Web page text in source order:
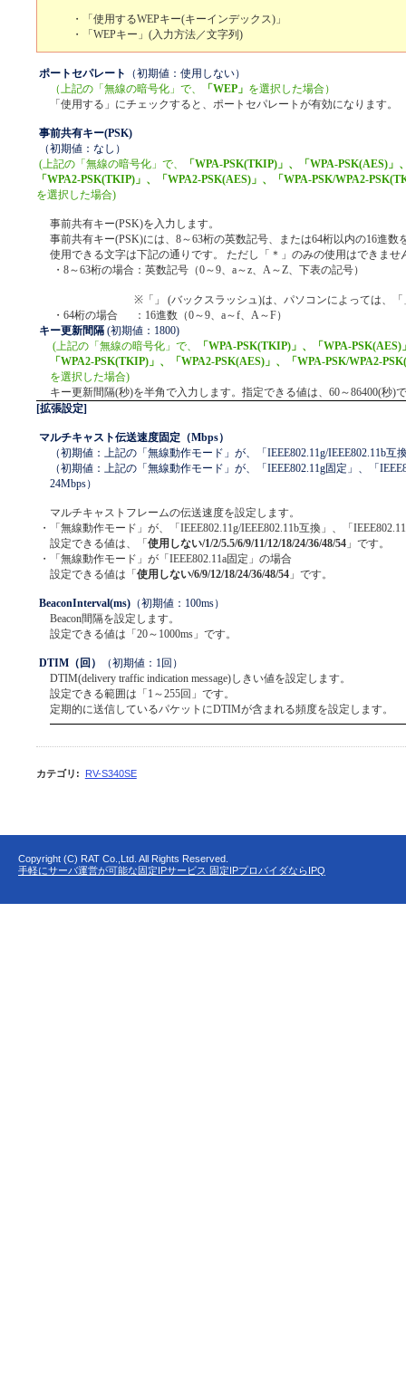
・「使用するWEPキー(キーインデックス)」
・「WEPキー」(入力方法／文字列)
ポートセパレート
（初期値：使用しない）
（上記の「無線の暗号化」で、
「WEP」 を選択した場合）
「使用する」にチェックすると、ポートセパレートが有効になります。
事前共有キー(PSK)
（初期値：なし）
(上記の「無線の暗号化」で、
「WPA-PSK(TKIP)」、「WPA-PSK(AES)」
「WPA2-PSK(TKIP)」、「WPA2-PSK(AES)」、「WPA-PSK/WPA2-
を選択した場合)
事前共有キー(PSK)を入力します。
事前共有キー(PSK)には、8～63桁の英数記号、または64桁以内の16進数
使用できる文字は下記の通りです。 ただし「＊」のみの使用はできませ
・8～63桁の場合 ：英数記号（0～9、a～z、A～Z、下表の記号）
※「 」 (バックスラッシュ)は、パソコンによっては、「
・64桁の場合
：16進数（0～9、a～f、A～F）
キー更新間隔 (初期値：1800)
(上記の「無線の暗号化」で、
「WPA-PSK(TKIP)」、「WPA-PSK(AES)
「WPA2-PSK(TKIP)」、「WPA2-PSK(AES)」、「WPA-PSK/WPA2-
を選択した場合)
キー更新間隔(秒)を半角で入力します。指定できる値は、60～86400(秒)
[拡張設定]
マルチキャスト伝送速度固定（Mbps）
（初期値：上記の「無線動作モード」が、「IEEE802.11g/IEEE802.11b互
（初期値：上記の「無線動作モード」が、「IEEE802.11g固定」、「
24Mbps）
マルチキャストフレームの伝送速度を設定します。
・
「無線動作モード」が、「IEEE802.11g/IEEE802.11b互換」、「
設定できる値は、「 使用しない/1/2/5.5/6/9/11/12/18/24/36/48/54 」です。
・
「無線動作モード」が「IEEE802.11a固定」の場合
設定できる値は「 使用しない/6/9/12/18/24/36/48/54 」です。
BeaconInterval(ms) （初期値：100ms）
Beacon間隔を設定します。
設定できる値は「20～1000ms」です。
DTIM（回）
（初期値：1回）
DTIM(delivery traffic indication message)しきい値を設定します。
設定できる範囲は「1～255回」です。
定期的に送信しているパケットにDTIMが含まれる頻度を設定します。
カテゴリ : RV-S340SE
Copyright (C) RAT Co.,Ltd. All Rights Reserved.
手軽にサーバ運営が可能な固定IPサービス 固定IPプロバイダならIPQ